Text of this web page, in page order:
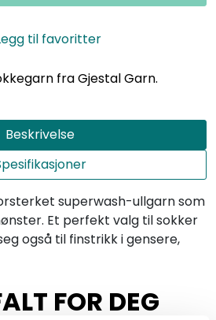
til favoritter
fra Gjestal Garn.
Beskrivelse
superwash-ullgarn som
Et perfekt valg til sokker
også til finstrikk i gensere,
FOR DEG